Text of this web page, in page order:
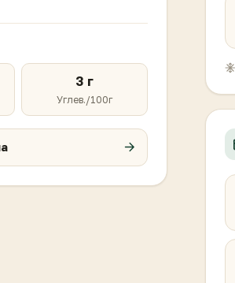
3 г
Углев./100г